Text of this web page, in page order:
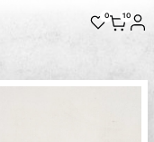
0 10